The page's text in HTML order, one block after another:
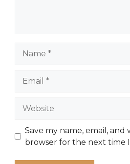
Save my name, email, and
browser for the next time